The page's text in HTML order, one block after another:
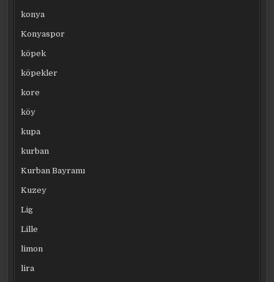
konya
Konyaspor
köpek
köpekler
kore
köy
kupa
kurban
Kurban Bayramı
Kuzey
Lig
Lille
limon
lira